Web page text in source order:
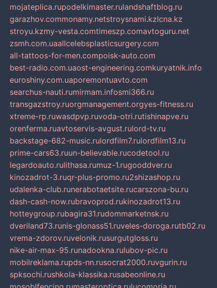
mojateplica.rupodelkimaster.rulandshaftblog.ru
garazhov.commonamy.netstroysnami.kzlcna.kz
stroyu.kzmy-vesta.comtimeszp.comavtoguru.net
zsmh.com.uaallcelebsplasticsurgery.com
all-tattoos-for-men.compoisk-auto.com
best-radio.com.uaost-engineering.comkuryatnik.info
euroshiny.com.uaporemontuavto.com
searchus-nauti.rumirmam.infosmi366.ru
transgazstroy.ruorgmanagement.orgyes-fitness.ru
xtreme-rp.ruwasdpvp.ruvoda-otri.rutishinapve.ru
orenferma.ruavtoservis-avgust.rulord-tv.ru
backstage-682-music.rulordfilm7.rulordfilm13.ru
prime-cars63.ruun-believable.rucodetool.ru
legardoauto.rulithasa.rumuz-1.rugooddver.ru
kinozadrot-3.ruqr-plus-promo.ru2shizashop.ru
udalenka-club.runerabotaetsite.rucarszona-bu.ru
dash-cash-now.rubravoprod.rukinozadrot13.ru
hotteygroup.rubagira31.rudommarketnsk.ru
dveriland73.runis-glonass51.ruveles-doroga.rutb02.ru
vrema-zdorov.ruvelonik.rusurgutgloss.ru
nike-air-max-95.runadookna.rulubov-pic.ru
mobilreklama.rupds-nn.rusocrat2000.ruvgurin.ru
spksochi.rushkola-klassika.rusabeonline.ru